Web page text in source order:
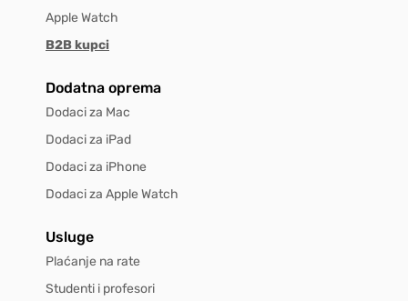
Apple Watch
B2B kupci
Dodatna oprema
Dodaci za Mac
Dodaci za iPad
Dodaci za iPhone
Dodaci za Apple Watch
Usluge
Plaćanje na rate
Studenti i profesori